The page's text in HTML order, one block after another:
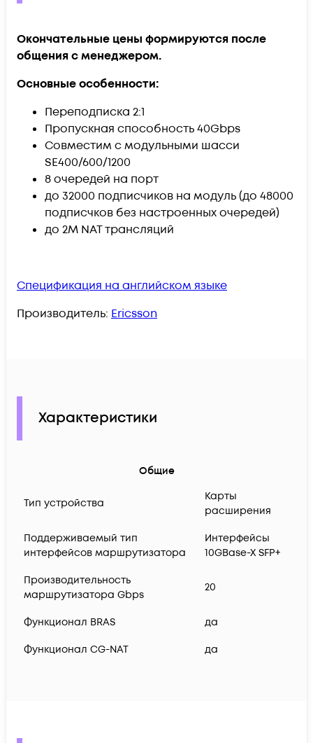
Окончательные цены формируются после
общения с менеджером.
Основные особенности:
Переподписка 2:1
Пропускная способность 40Gbps
Совместим с модульными шасси
SE400/600/1200
8 очередей на порт
до 32000 подписчиков на модуль (до 48000
подписчков без настроенных очередей)
до 2M NAT трансляций
Спецификация на английском языке
Производитель: Ericsson
Характеристики
Общие
Тип устройства
Карты
расширения
Поддерживаемый тип
интерфейсов маршрутизатора
Интерфейсы
10GBase-X SFP+
Производительность
маршрутизатора Gbps
20
Функционал BRAS да
Функционал CG-NAT да